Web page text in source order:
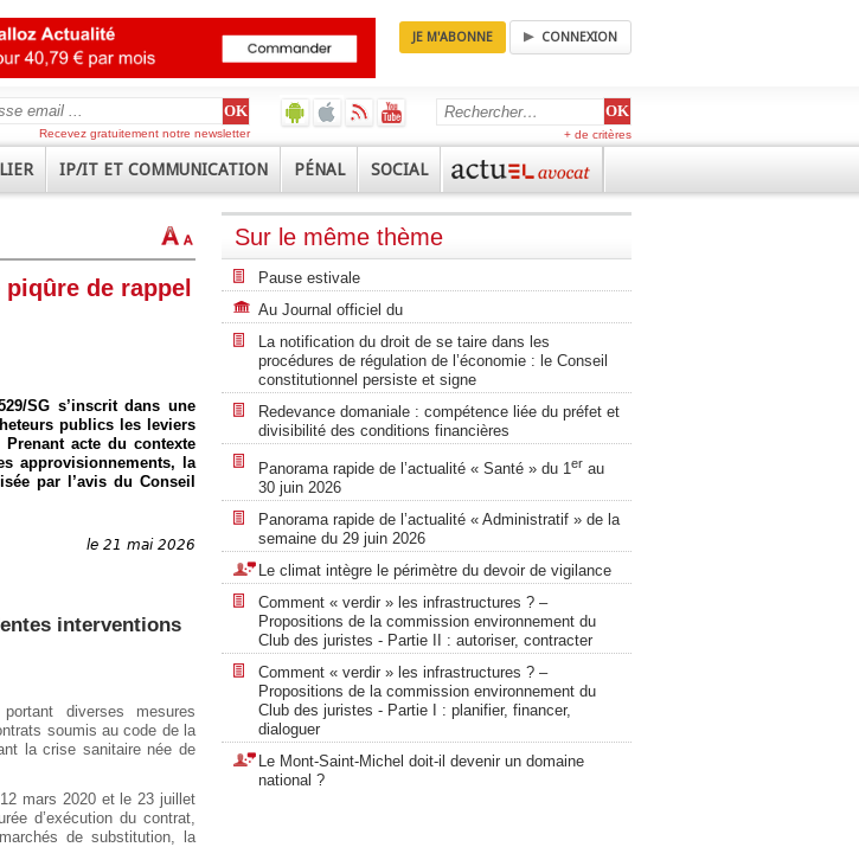
JE M'ABONNE CONNEXION
+ de critères
Recevez gratuitement notre newsletter
IP/IT ET COMMUNICATION PÉNAL SOCIAL
de rappel
SG s’inscrit dans une
publics les leviers
acte du contexte
approvisionnements, la
par l’avis du Conseil
le 21 mai 2026
interventions
diverses mesures
soumis au code de la
la crise sanitaire née de
mars 2020 et le 23 juillet
d’exécution du contrat,
de substitution, la
Sur le même thème
Pause estivale
Au Journal officiel du
La notification du droit de se taire dans les
procédures de régulation de l’économie : le Conseil
constitutionnel persiste et signe
Redevance domaniale : compétence liée du préfet et
divisibilité des conditions financières
Panorama rapide de l’actualité « Santé » du 1er au
30 juin 2026
Panorama rapide de l’actualité « Administratif » de la
semaine du 29 juin 2026
Le climat intègre le périmètre du devoir de vigilance
Comment « verdir » les infrastructures ? –
Propositions de la commission environnement du
Club des juristes - Partie II : autoriser, contracter
Comment « verdir » les infrastructures ? –
Propositions de la commission environnement du
Club des juristes - Partie I : planifier, financer,
dialoguer
Le Mont-Saint-Michel doit-il devenir un domaine
national ?